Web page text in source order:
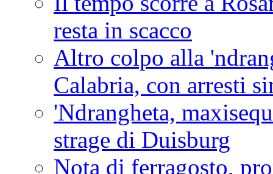
resta in scacco
Altro colpo alla
Calabria, con arresti
'Ndrangheta,
strage di Duisburg
Nota di ferragosto,